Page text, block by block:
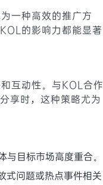
一种高效的推广方
的影响力都能显著
互动性。与KOL合作
享时，这种策略尤为
目标市场高度重合。
式问题或热点事件相关